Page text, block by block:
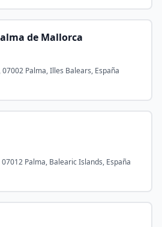
de Mallorca
Palma, Illes Balears, España
Palma, Balearic Islands, España